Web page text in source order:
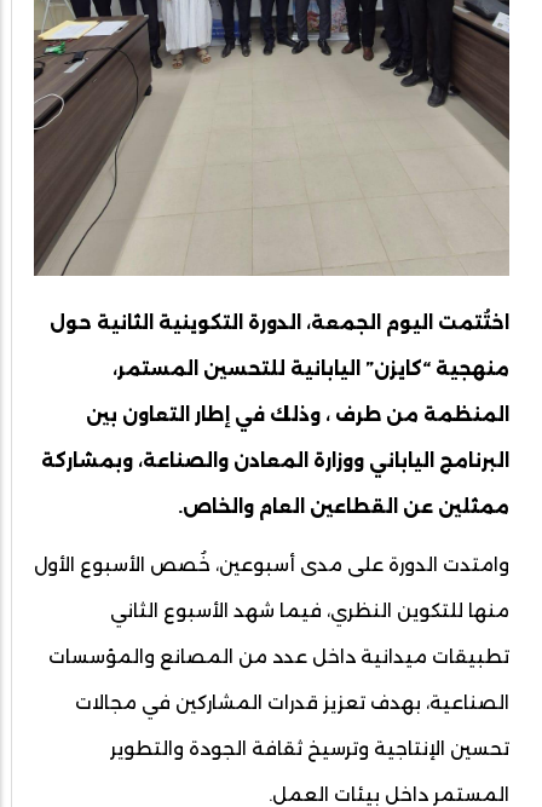
اختُتمت اليوم الجمعة، الدورة التكوينية الثانية حول
منهجية “كايزن” اليابانية للتحسين المستمر،
المنظمة من طرف ، وذلك في إطار التعاون بين
البرنامج الياباني ووزارة المعادن والصناعة، وبمشاركة
ممثلين عن القطاعين العام والخاص.
وامتدت الدورة على مدى أسبوعين، خُصص الأسبوع الأول
منها للتكوين النظري، فيما شهد الأسبوع الثاني
تطبيقات ميدانية داخل عدد من المصانع والمؤسسات
الصناعية، بهدف تعزيز قدرات المشاركين في مجالات
تحسين الإنتاجية وترسيخ ثقافة الجودة والتطوير
المستمر داخل بيئات العمل.